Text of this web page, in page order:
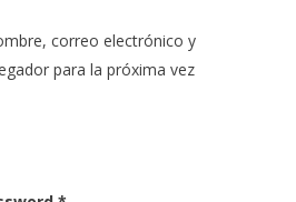
correo electrónico y
para la próxima vez